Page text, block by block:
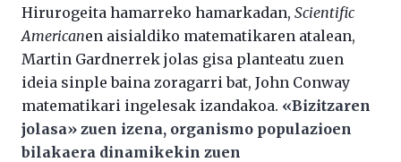
Hirurogeita hamarreko hamarkadan, Scientific
Americanen aisialdiko matematikaren atalean,
Martin Gardnerrek jolas gisa planteatu zuen
ideia sinple baina zoragarri bat, John Conway
matematikari ingelesak izandakoa. «Bizitzaren
jolasa» zuen izena, organismo populazioen
bilakaera dinamikekin zuen